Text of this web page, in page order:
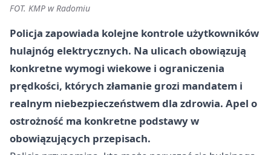
FOT. KMP w Radomiu
Policja zapowiada kolejne kontrole użytkowników
hulajnóg elektrycznych. Na ulicach obowiązują
konkretne wymogi wiekowe i ograniczenia
prędkości, których złamanie grozi mandatem i
realnym niebezpieczeństwem dla zdrowia. Apel o
ostrożność ma konkretne podstawy w
obowiązujących przepisach.